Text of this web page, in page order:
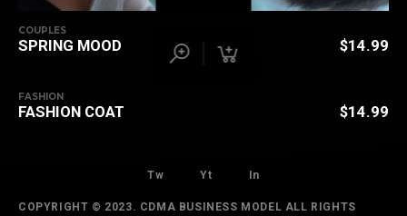
COUPLES
SPRING MOOD $14.99
FASHION
FASHION COAT $14.99
Tw Yt In
COPYRIGHT © 2023. CDMA BUSINESS MODEL ALL RIGHTS